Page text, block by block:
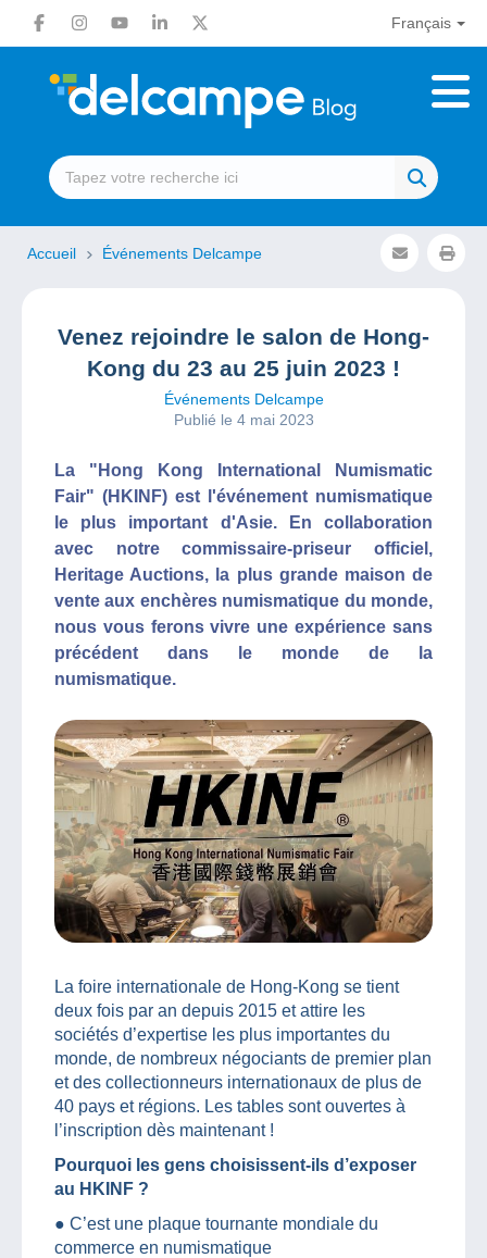
Français
Accueil Événements Delcampe
Venez rejoindre le salon de Hong-
Kong du 23 au 25 juin 2023 !
Événements Delcampe
Publié le 4 mai 2023
La "Hong Kong International Numismatic
Fair" (HKINF) est l'événement numismatique
le plus important d'Asie. En collaboration
avec notre commissaire-priseur officiel,
Heritage Auctions, la plus grande maison de
vente aux enchères numismatique du monde,
nous vous ferons vivre une expérience sans
précédent dans le monde de la
numismatique.
La foire internationale de Hong-Kong se tient
deux fois par an depuis 2015 et attire les
sociétés d’expertise les plus importantes du
monde, de nombreux négociants de premier plan
et des collectionneurs internationaux de plus de
40 pays et régions. Les tables sont ouvertes à
l’inscription dès maintenant !
Pourquoi les gens choisissent-ils d’exposer
au HKINF ?
● C’est une plaque tournante mondiale du
commerce en numismatique